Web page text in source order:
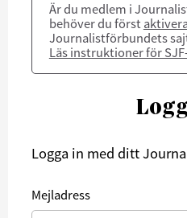
Är du medlem i
behöver du först
Journalistförbundets
Läs instruktioner för
Logga in med ditt
Mejladress